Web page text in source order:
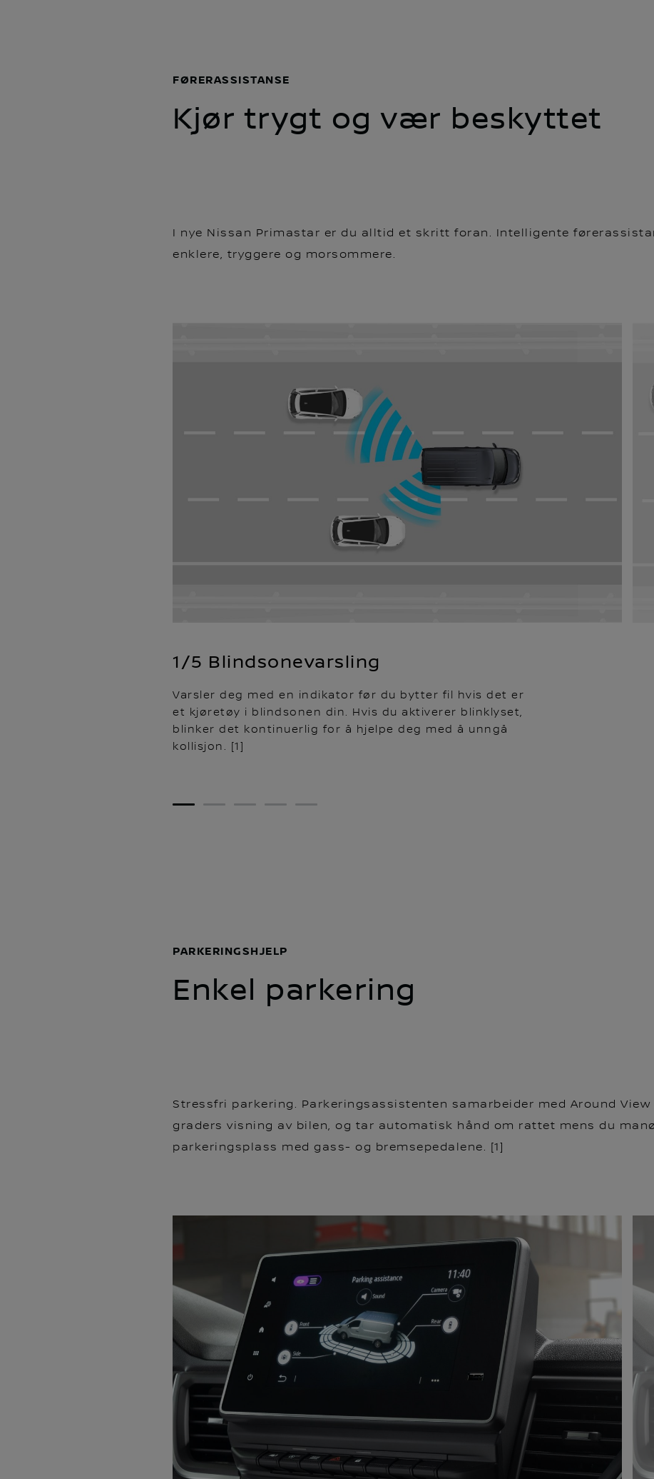
Kjør trygt og vær beskyttet
FØRERASSISTANSE
I nye Nissan Primastar er du alltid et skritt foran. Intelligente
enklere, tryggere og morsommere.
1/5 Blindsonevarsling
Varsler deg med en indikator før du bytter fil hvis det er
et kjøretøy i blindsonen din. Hvis du aktiverer blinklyset,
blinker det kontinuerlig for å hjelpe deg med å unngå
kollisjon. [1]
1 2 3 4 5
Enkel parkering
PARKERINGSHJELP
Stressfri parkering. Parkeringsassistenten samarbeider med Around
graders visning av bilen, og tar automatisk hånd om rattet mens du
parkeringsplass med gass- og bremsepedalene. [1]